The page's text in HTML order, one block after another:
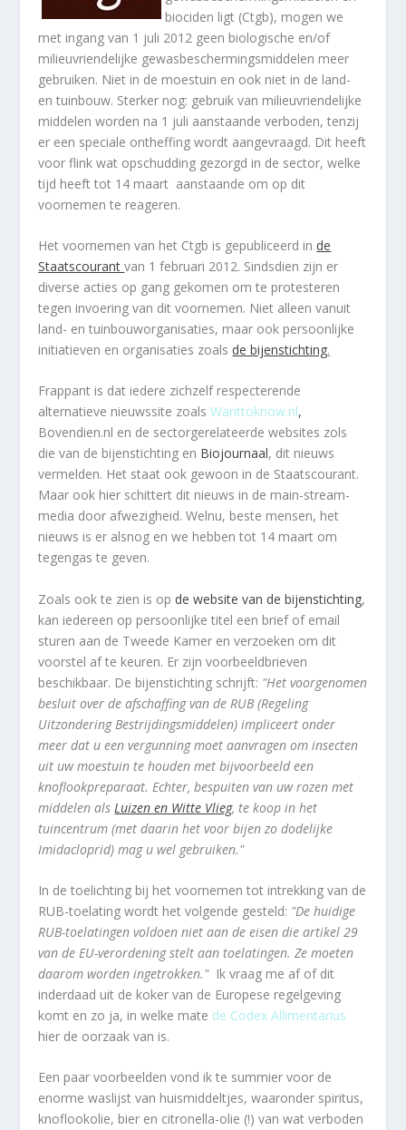
biociden ligt (Ctgb), mogen we
met ingang van 1 juli 2012 geen biologische en/of
milieuvriendelijke gewasbeschermingsmiddelen meer
gebruiken. Niet in de moestuin en ook niet in de land-
en tuinbouw. Sterker nog: gebruik van milieuvriendelijke
middelen worden na 1 juli aanstaande verboden, tenzij
er een speciale ontheffing wordt aangevraagd. Dit heeft
voor flink wat opschudding gezorgd in de sector, welke
tijd heeft tot 14 maart aanstaande om op dit
voornemen te reageren.
Het voornemen van het Ctgb is gepubliceerd in de
Staatscourantvan 1 februari 2012. Sindsdien zijn er
diverse acties op gang gekomen om te protesteren
tegen invoering van dit voornemen. Niet alleen vanuit
land- en tuinbouworganisaties, maar ook persoonlijke
initiatieven en organisaties zoals de bijenstichting.
Frappant is dat iedere zichzelf respecterende
alternatieve nieuwssite zoalsWanttoknow.nl,
Bovendien.nl en de sectorgerelateerde websites zols
die van de bijenstichting en Biojournaal, dit nieuws
vermelden. Het staat ook gewoon in de Staatscourant.
Maar ook hier schittert dit nieuws in de main-stream-
media door afwezigheid. Welnu, beste mensen, het
nieuws is er alsnog en we hebben tot 14 maart om
tegengas te geven.
Zoals ook te zien is op de website van de bijenstichting,
kan iedereen op persoonlijke titel een brief of email
sturen aan de Tweede Kamer en verzoeken om dit
voorstel af te keuren. Er zijn voorbeeldbrieven
beschikbaar. De bijenstichting schrijft: "Het voorgenomen
besluit over de afschaffing van de RUB (Regeling
Uitzondering Bestrijdingsmiddelen) impliceert onder
meer dat u een vergunning moet aanvragen om insecten
uit uw moestuin te houden met bijvoorbeeld een
knoflookpreparaat. Echter, bespuiten van uw rozen met
middelen als Luizen en Witte Vlieg, te koop in het
tuincentrum (met daarin het voor bijen zo dodelijke
Imidacloprid) mag u wel gebruiken."
In de toelichting bij het voornemen tot intrekking van de
RUB-toelating wordt het volgende gesteld: "De huidige
RUB-toelatingen voldoen niet aan de eisen die artikel 29
van de EU-verordening stelt aan toelatingen. Ze moeten
daarom worden ingetrokken." Ik vraag me af of dit
inderdaad uit de koker van de Europese regelgeving
komt en zo ja, in welke mate de Codex Allimentarius
hier de oorzaak van is.
Een paar voorbeelden vond ik te summier voor de
enorme waslijst van huismiddeltjes, waaronder spiritus,
knoflookolie, bier en citronella-olie (!) van wat verboden